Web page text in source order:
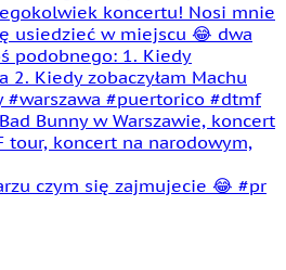
czym się zajmujecie 😂 #pr